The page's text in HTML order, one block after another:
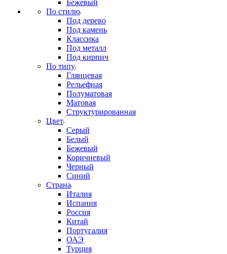
Бежевый
По стилю
Под дерево
Под камень
Классика
Под металл
Под кирпич
По типу
Глянцевая
Рельефная
Полуматовая
Матовая
Структурированная
Цвет
Серый
Белый
Бежевый
Коричневый
Черный
Синий
Страна
Италия
Испания
Россия
Китай
Португалия
ОАЭ
Турция